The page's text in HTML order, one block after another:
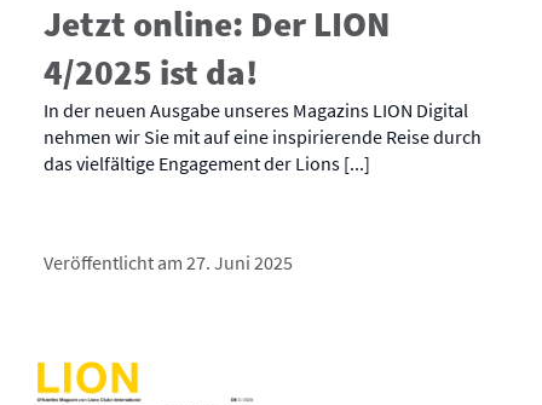
Jetzt online: Der LION
4/2025 ist da!
In der neuen Ausgabe unseres Magazins LION Digital
nehmen wir Sie mit auf eine inspirierende Reise durch
das vielfältige Engagement der Lions [...]
Veröffentlicht am 27. Juni 2025